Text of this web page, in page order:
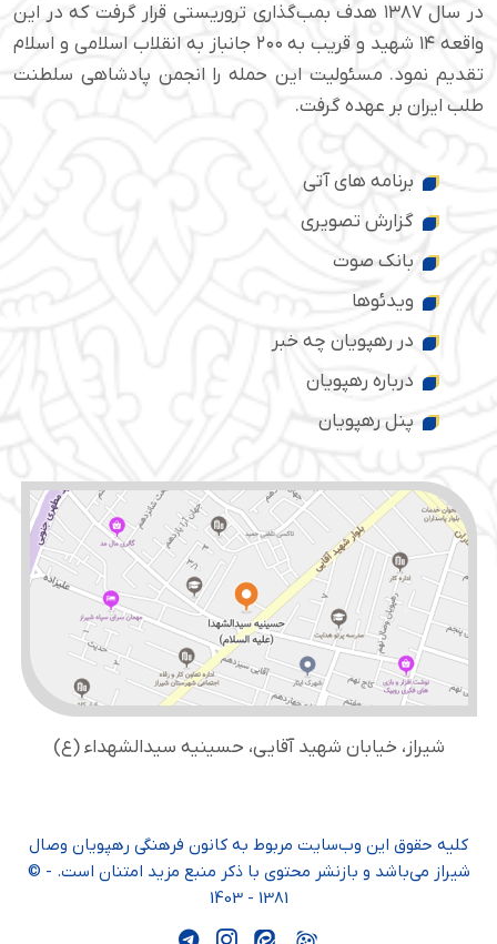
در سال ۱۳۸۷ هدف بمب‌گذاری تروریستی قرار گرفت که در این
واقعه ۱۴ شهید و قریب به ۲۰۰ جانباز به انقلاب اسلامی و اسلام
تقدیم نمود. مسئولیت این حمله را انجمن پادشاهی سلطنت
طلب ایران بر عهده گرفت.
برنامه های آتی
گزارش تصویری
بانک صوت
ویدئوها
در رهپویان چه خبر
درباره رهپویان
پنل رهپویان
شیراز، خیابان شهید آقایی، حسینیه سید‌الشهداء (ع)
کلیه حقوق این وب‌سایت مربوط به کانون فرهنگی رهپویان وصال
شیراز می‌باشد و بازنشر محتوی با ذکر منبع مزید امتنان است. - ©
1381 - 1403